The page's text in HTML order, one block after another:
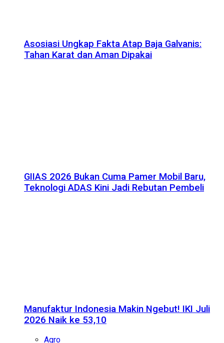
Asosiasi Ungkap Fakta Atap Baja Galvanis:
Tahan Karat dan Aman Dipakai
GIIAS 2026 Bukan Cuma Pamer Mobil Baru,
Teknologi ADAS Kini Jadi Rebutan Pembeli
Manufaktur Indonesia Makin Ngebut! IKI Juli
2026 Naik ke 53,10
Agro